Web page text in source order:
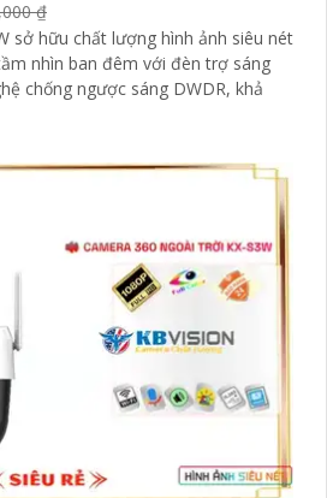
₫
sở hữu chất lượng hình ảnh siêu nét
nhìn ban đêm với đèn trợ sáng
chống ngược sáng DWDR, khả